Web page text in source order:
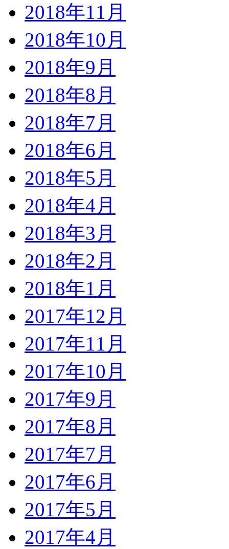
2018年11月
2018年10月
2018年9月
2018年8月
2018年7月
2018年6月
2018年5月
2018年4月
2018年3月
2018年2月
2018年1月
2017年12月
2017年11月
2017年10月
2017年9月
2017年8月
2017年7月
2017年6月
2017年5月
2017年4月